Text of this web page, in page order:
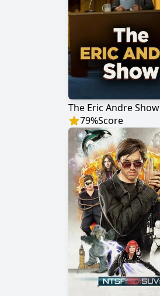
The Eric Andre Show
79%Score